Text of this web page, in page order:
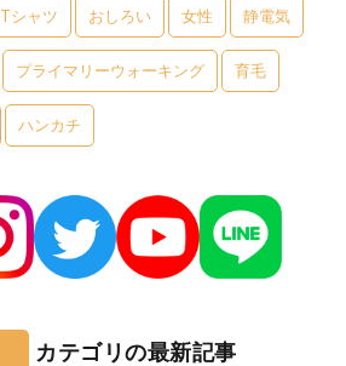
Tシャツ おしろい 女性 静電気
プライマリーウォーキング 育毛
ハンカチ
カテゴリの最新記事